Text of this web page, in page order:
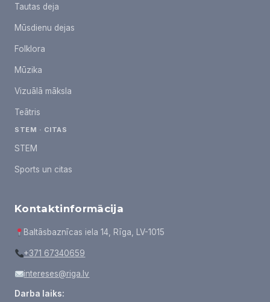
Tautas deja
Mūsdienu dejas
Folklora
Mūzika
Vizuālā māksla
Teātris
STEM · CITAS
STEM
Sports un citas
Kontaktinformācija
Baltāsbaznīcas iela 14, Rīga, LV-1015
+371 67340659
intereses@riga.lv
Darba laiks: